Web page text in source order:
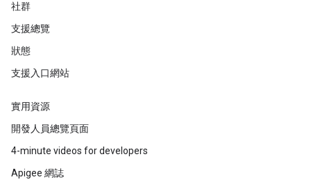
社群
支援總覽
狀態
支援入口網站
實用資源
開發人員總覽頁面
4-minute videos for developers
Apigee 網誌